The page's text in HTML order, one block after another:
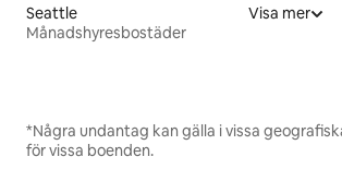
Seattle
Månadshyresbostäder
Visa mer
*Några undantag kan gälla i vissa
för vissa boenden.